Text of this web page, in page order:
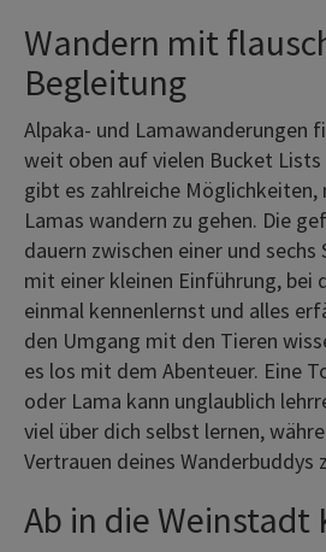
Wandern mit
Begleitung
Alpaka- und Lamawanderungen
weit oben auf vielen Bucket Lists
gibt es zahlreiche
Lamas wandern zu gehen. Die
dauern zwischen einer und
mit einer kleinen Einführung, bei
einmal kennenlernst und alles
den Umgang mit den Tieren
es los mit dem Abenteuer. Eine
oder Lama kann unglaublich
viel über dich selbst lernen,
Vertrauen deines Wanderbuddys
Ab in die Weinstadt